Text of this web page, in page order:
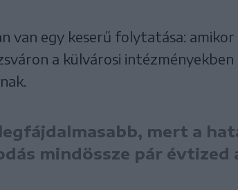
van egy keserű folytatása: amikor
a külvárosi
mert a
mindössze pár évtized